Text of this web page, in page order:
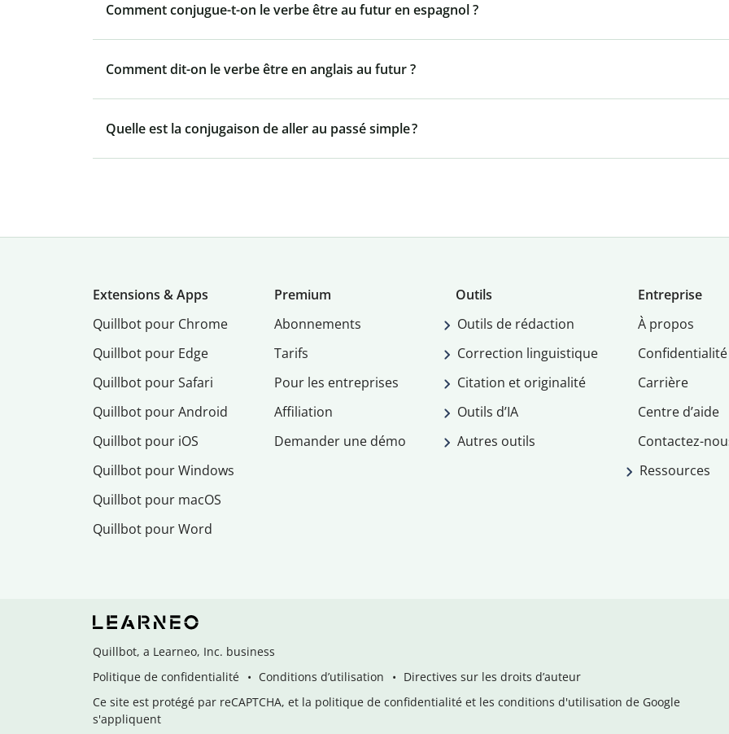
Comment conjugue-t-on le verbe être au futur en espagnol ?
Comment dit-on le verbe être en anglais au futur ?
Quelle est la conjugaison de aller au passé simple ?
Extensions & Apps
Quillbot pour Chrome
Quillbot pour Edge
Quillbot pour Safari
Quillbot pour Android
Quillbot pour iOS
Quillbot pour Windows
Quillbot pour macOS
Quillbot pour Word
Premium
Abonnements
Tarifs
Pour les entreprises
Affiliation
Demander une démo
Outils
Outils de rédaction
Correction linguistique
Citation et originalité
Outils d’IA
Autres outils
Entreprise
À propos
Confidentialité
Carrière
Centre d’aide
Contactez-
Ressources
Quillbot, a Learneo, Inc. business
Politique de confidentialité
Conditions d’utilisation
Directives sur les droits d’auteur
Ce site est protégé par reCAPTCHA, et la politique de confidentialité et les conditions d'utilisation de Google
s'appliquent